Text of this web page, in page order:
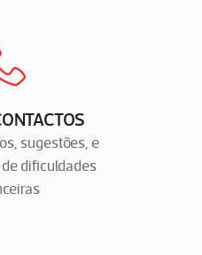
sugestões, e
dificuldades